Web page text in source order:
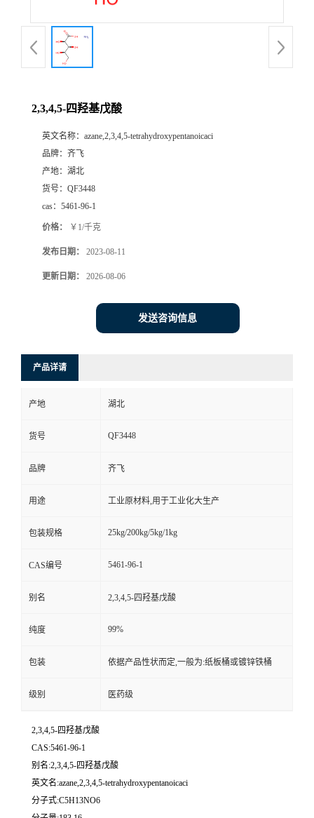
联
系
2,3,4,5-四羟基戊酸
英文名称： azane,2,3,4,5-tetrahydroxypentanoicaci
品牌： 齐飞
产地： 湖北
货号： QF3448
cas： 5461-96-1
价格： ￥1/千克
发布日期： 2023-08-11
更新日期： 2026-08-06
发送咨询信息
产品详请
产地 湖北
货号 QF3448
品牌 齐飞
用途 工业原材料,用于工业化大生产
包装规格 25kg/200kg/5kg/1kg
CAS编号 5461-96-1
别名 2,3,4,5-四羟基戊酸
纯度 99%
包装 依据产品性状而定,一般为:纸板桶或镀锌铁桶
级别 医药级
2,3,4,5-四羟基戊酸
CAS:5461-96-1
别名:2,3,4,5-四羟基戊酸
英文名:azane,2,3,4,5-tetrahydroxypentanoicaci
分子式:C5H13NO6